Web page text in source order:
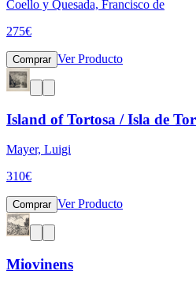
Coello y Quesada, Francisco de
275€
Comprar Ver Producto
Island of Tortosa / Isla de
Mayer, Luigi
310€
Comprar Ver Producto
Miovinens